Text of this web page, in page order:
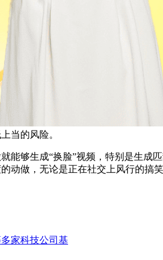
当的风险。
够生成“换脸”视频，特别是生成匹
动做，无论是正在社交上风行的搞笑
家科技公司基